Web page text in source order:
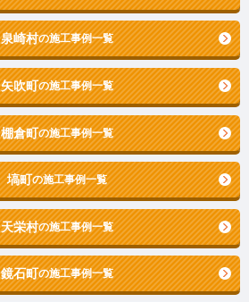
泉崎村の施工事例一覧
矢吹町の施工事例一覧
棚倉町の施工事例一覧
塙町の施工事例一覧
天栄村の施工事例一覧
鏡石町の施工事例一覧